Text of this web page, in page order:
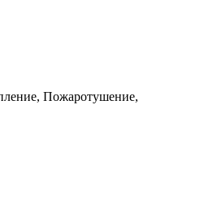
Пожаротушение,